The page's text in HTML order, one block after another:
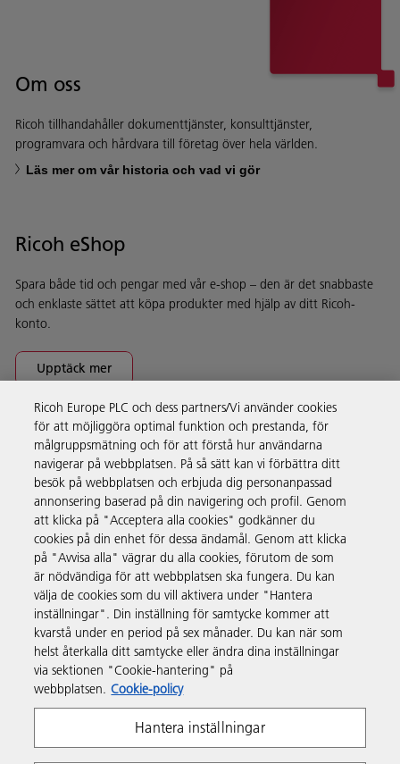
Om oss
Ricoh tillhandahåller dokumenttjänster, konsulttjänster,
programvara och hårdvara till företag över hela världen.
Läs mer om vår historia och vad vi gör
Ricoh eShop
Spara både tid och pengar med vår e-shop – den är det snabbaste
och enklaste sättet att köpa produkter med hjälp av ditt Ricoh-
konto.
Upptäck mer
Företagslösningar
Produkter och tjänster
Support och kontakt
Resurser
Följ oss
Ricoh Europe PLC och dess partners/Vi använder cookies
för att möjliggöra optimal funktion och prestanda, för
målgruppsmätning och för att förstå hur användarna
navigerar på webbplatsen. På så sätt kan vi förbättra ditt
besök på webbplatsen och erbjuda dig personanpassad
annonsering baserad på din navigering och profil. Genom
att klicka på "Acceptera alla cookies" godkänner du
cookies på din enhet för dessa ändamål. Genom att klicka
på "Avvisa alla" vägrar du alla cookies, förutom de som
är nödvändiga för att webbplatsen ska fungera. Du kan
välja de cookies som du vill aktivera under "Hantera
inställningar". Din inställning för samtycke kommer att
kvarstå under en period på sex månader. Du kan när som
helst återkalla ditt samtycke eller ändra dina inställningar
via sektionen "Cookie-hantering" på
webbplatsen. Cookie-policy
Hantera inställningar